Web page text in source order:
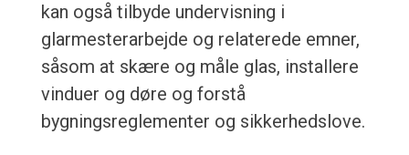
kan også tilbyde undervisning i
glarmesterarbejde og relaterede emner,
såsom at skære og måle glas, installere
vinduer og døre og forstå
bygningsreglementer og sikkerhedslove.